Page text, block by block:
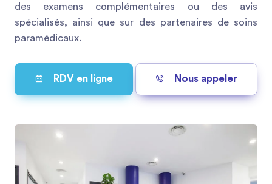
des examens complémentaires ou des avis
spécialisés, ainsi que sur des partenaires de soins
paramédicaux.
RDV en ligne Nous appeler